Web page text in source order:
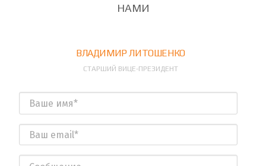
НАМИ
ВЛАДИМИР ЛИТОШЕНКО
СТАРШИЙ ВИЦЕ-ПРЕЗИДЕНТ